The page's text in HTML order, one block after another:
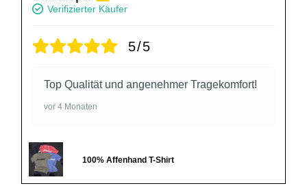
Verifizierter Käufer
5/5
Top Qualität und angenehmer Tragekomfort!
vor 4 Monaten
100% Affenhand T-Shirt